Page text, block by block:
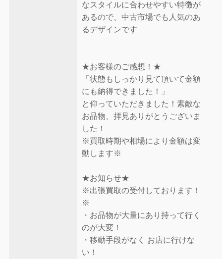
なスタイルに合わせやすい特徴が
あるので、中古市場でも人気のあ
るデザインです
★お客様のご感想！★
「状態もしっかり見て頂いて金額
にも納得できました！」
と仰っていただきました！素敵な
お品物、拝見ありがとうございま
した！
※買取時期や相場により金額は変
動します※
★お知らせ★
※出張買取の受付しております！
※
・お品物が大量にあり持って行く
のが大変！
・移動手段がなく お店に行けな
い！